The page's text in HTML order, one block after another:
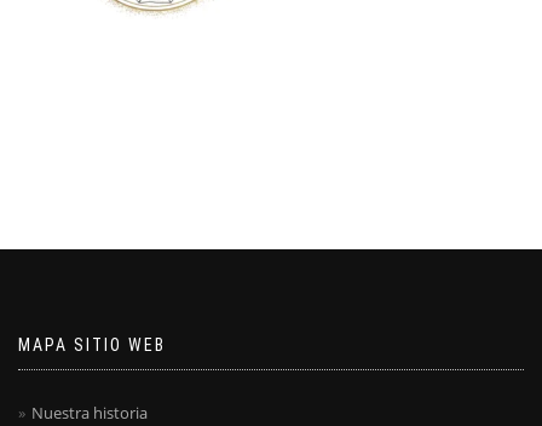
MAPA SITIO WEB
Nuestra historia